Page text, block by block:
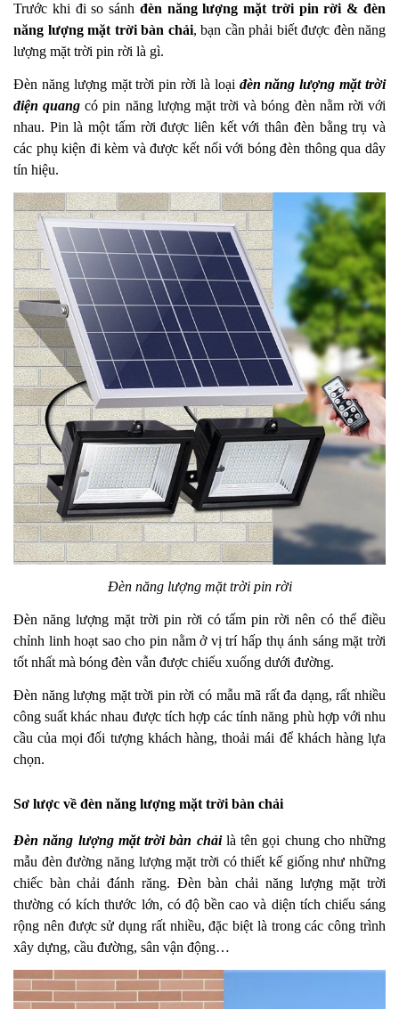
Trước khi đi so sánh đèn năng lượng mặt trời pin rời & đèn
năng lượng mặt trời bàn chải, bạn cần phải biết được đèn năng
lượng mặt trời pin rời là gì.
Đèn năng lượng mặt trời pin rời là loại đèn năng lượng mặt trời
điện quang có pin năng lượng mặt trời và bóng đèn nằm rời với
nhau. Pin là một tấm rời được liên kết với thân đèn bằng trụ và
các phụ kiện đi kèm và được kết nối với bóng đèn thông qua dây
tín hiệu.
Đèn năng lượng mặt trời pin rời
Đèn năng lượng mặt trời pin rời có tấm pin rời nên có thể điều
chỉnh linh hoạt sao cho pin nằm ở vị trí hấp thụ ánh sáng mặt trời
tốt nhất mà bóng đèn vẫn được chiếu xuống dưới đường.
Đèn năng lượng mặt trời pin rời có mẫu mã rất đa dạng, rất nhiều
công suất khác nhau được tích hợp các tính năng phù hợp với nhu
cầu của mọi đối tượng khách hàng, thoải mái để khách hàng lựa
chọn.
Sơ lược về đèn năng lượng mặt trời bàn chải
Đèn năng lượng mặt trời bàn chảilà tên gọi chung cho những
mẫu đèn đường năng lượng mặt trời có thiết kế giống như những
chiếc bàn chải đánh răng. Đèn bàn chải năng lượng mặt trời
thường có kích thước lớn, có độ bền cao và diện tích chiếu sáng
rộng nên được sử dụng rất nhiều, đặc biệt là trong các công trình
xây dựng, cầu đường, sân vận động…